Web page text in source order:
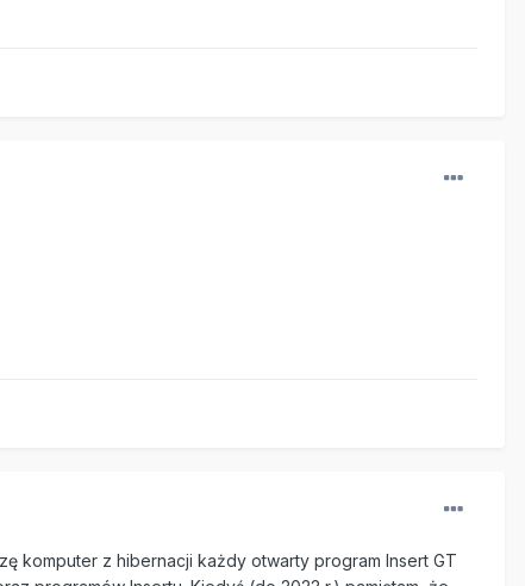
komputer z hibernacji każdy otwarty program Insert GT